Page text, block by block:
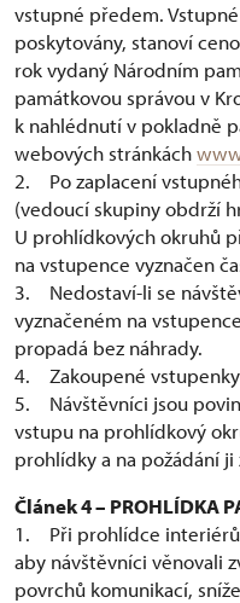
vstupné předem.
poskytovány, stanoví
rok vydaný Národním
památkovou správou v
k nahlédnutí v pokladně
webových stránkách
2. Po zaplacení
(vedoucí skupiny obdrží
U prohlídkových okruhů
na vstupence vyznačen
3. Nedostaví-li se
vyznačeném na
propadá bez náhrady.
4. Zakoupené
5. Návštěvníci jsou
vstupu na prohlídkový
prohlídky a na požádání
Článek 4 – PROHLÍDKA
1. Při prohlídce
aby návštěvníci věnovali
povrchů komunikací,